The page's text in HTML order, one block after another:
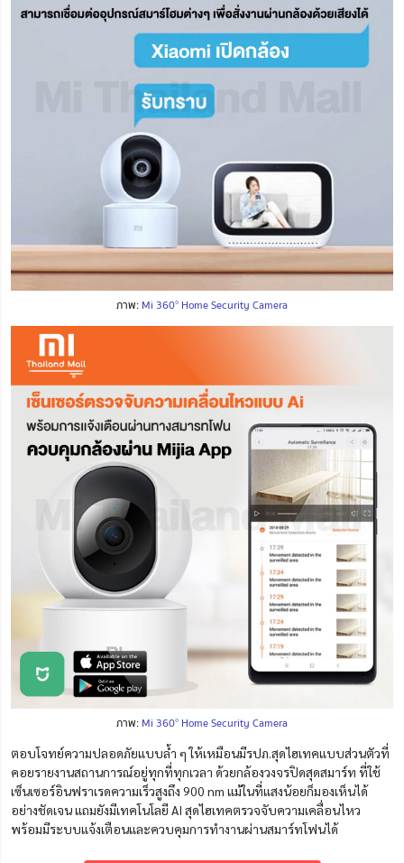
ภาพ: Mi 360° Home Security Camera
ภาพ: Mi 360° Home Security Camera
ตอบโจทย์ความปลอดภัยแบบล้ำ ๆ ให้เหมือนมีรปภ.สุดไฮเทคแบบส่วนตัวที่
คอยรายงานสถานการณ์อยู่ทุกที่ทุกเวลา ด้วยกล้องวงจรปิดสุดสมาร์ท ที่ใช้
เซ็นเซอร์อินฟราเรดความเร็วสูงถึง 900 nm แม้ในที่แสงน้อยก็มองเห็นได้
อย่างชัดเจน แถมยังมีเทคโนโลยี AI สุดไฮเทคตรวจจับความเคลื่อนไหว
พร้อมมีระบบแจ้งเตือนและควบคุมการทำงานผ่านสมาร์ทโฟนได้